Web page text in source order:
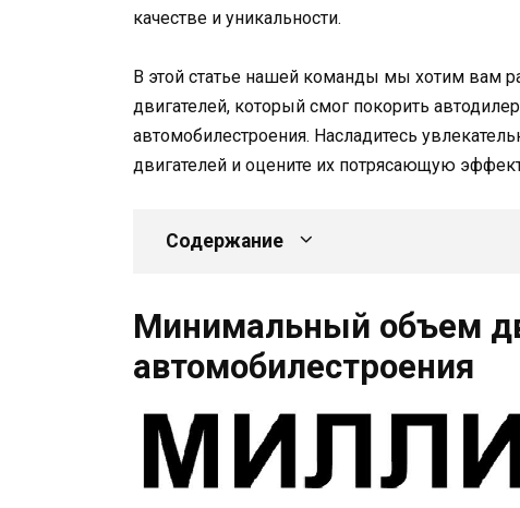
качестве и уникальности.
В этой статье нашей команды мы хотим вам
двигателей, который смог покорить
автомобилестроения. Насладитесь
двигателей и оцените их потрясающую
Содержание
Минимальный объем
автомобилестроения